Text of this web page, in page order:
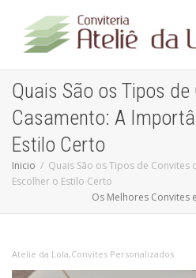
Quais São os Tipos
Casamento: A
Estilo Certo
Inicio
Quais São os Tipos de
Escolher o Estilo Certo
Os Melhores Convites
Atelie da Lola,Convites Personalizados